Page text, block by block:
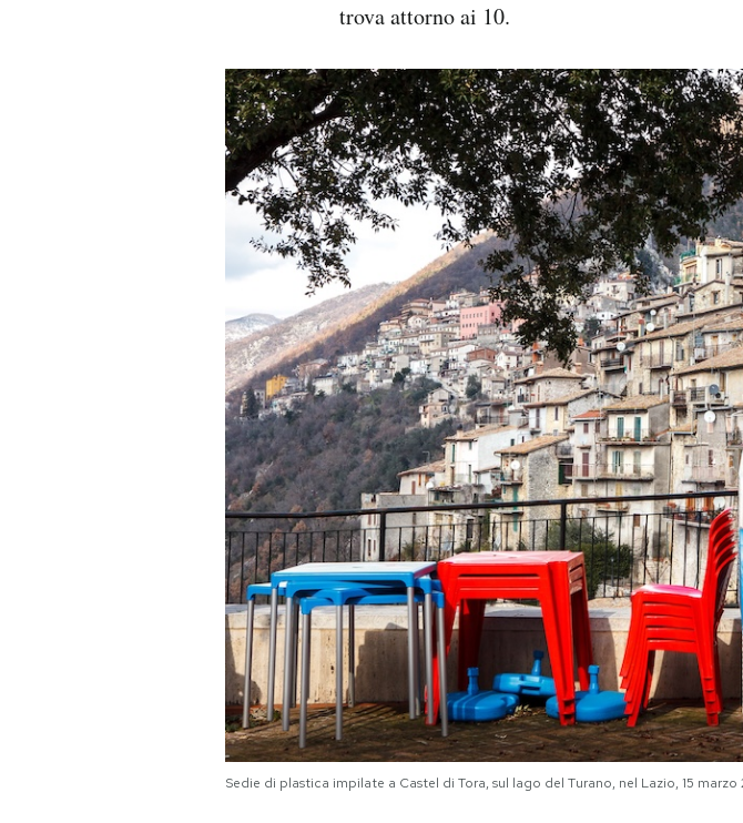
trova attorno ai 10.
Sedie di plastica impilate a Castel di Tora, sul lago del Turano, nel Lazio, 15